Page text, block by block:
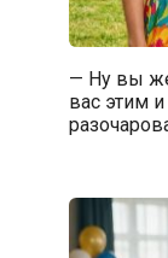
— Ну вы
вас этим